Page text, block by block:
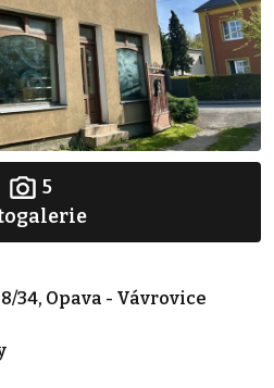
5
34, Opava - Vávrovice